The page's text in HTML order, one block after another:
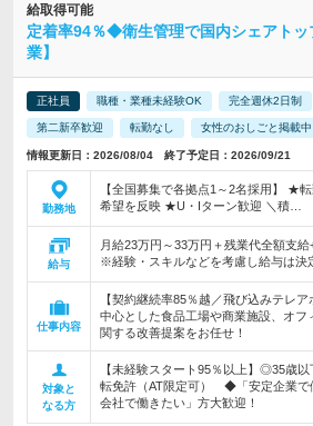
給取得可能
定着率94％◆衛生管理で国内シェアトッ
業】
正社員 職種・業種未経験OK 完全週休2日制
第二新卒歓迎 転勤なし 女性のおしごと掲載中
情報更新日：2026/08/04 終了予定日：2026/09/21
勤務地
【全国募集で各拠点1～2名採用】 ★
希望を反映 ★U・Iターン歓迎 ＼積…
給与
月給23万円～33万円＋残業代全額支
※経験・スキルなどを考慮し給与は決
仕事内容
【契約継続率85％越／飛び込みテレ
中心とした食品工場や商業施設、オフ
関する改善提案をお任せ！
対象と
なる方
【未経験スタート95％以上】◎35歳
転免許（AT限定可） ◆「安定企業で
会社で働きたい」方大歓迎！